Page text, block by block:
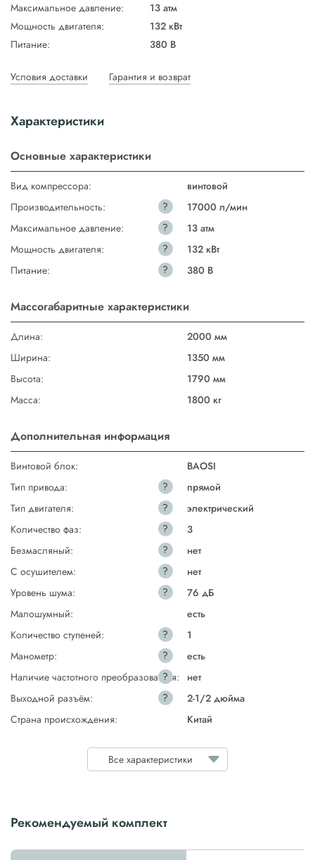
Максимальное давление:
13 атм
Мощность двигателя:
132 кВт
Питание:
380 В
Условия доставки Гарантия и возврат
Характеристики
Основные характеристики
Вид компрессора:
винтовой
Производительность:
?
17000 л/мин
Максимальное давление:
?
13 атм
Мощность двигателя:
?
132 кВт
Питание:
? 380 В
Массогабаритные характеристики
Длина:
2000 мм
Ширина:
1350 мм
Высота:
1790 мм
Масса:
1800 кг
Дополнительная информация
Винтовой блок:
BAOSI
Тип привода:
?
прямой
Тип двигателя:
?
электрический
Количество фаз:
?
3
Безмасляный:
?
нет
С осушителем:
?
нет
Уровень шума:
?
76 дБ
Малошумный:
есть
Количество ступеней:
?
1
Манометр:
?
есть
Наличие частотного преобразователя:
?
нет
Выходной разъём:
?
2-1/2 дюйма
Страна происхождения:
Китай
Все характеристики
Рекомендуемый комплект